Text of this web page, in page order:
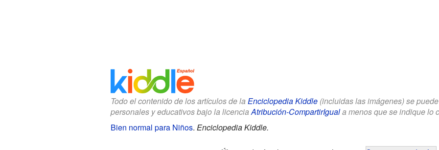
Todo el contenido de los artículos de la Enciclopedia Kiddle(incluidas las imágenes) se
personales y educativos bajo la licenciaAtribución-CompartirIguala menos que se indique lo
Bien normal para Niños. Enciclopedia Kiddle.